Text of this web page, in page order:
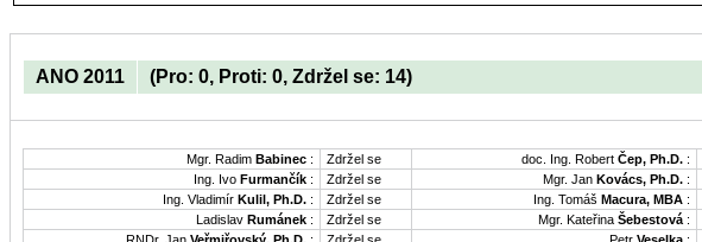
ANO 2011 (Pro: 0, Proti: 0, Zdržel se: 14)
Mgr. Radim Babinec : Zdržel se doc. Ing. Robert Čep, Ph.D. :
Ing. Ivo Furmančík : Zdržel se Mgr. Jan Kovács, Ph.D. :
Ing. Vladimír Kulil, Ph.D. : Zdržel se Ing. Tomáš Macura, MBA :
Ladislav Rumánek : Zdržel se Mgr. Kateřina Šebestová :